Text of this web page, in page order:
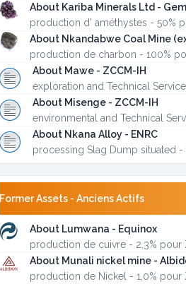
About Kariba Minerals Ltd -
production d' améthystes - 50%
About Nkandabwe Coal Mine
production de charbon - 100%
About Mawe - ZCCM-IH
exploration and Technical
About Misenge - ZCCM-IH
environmental and Technical
About Nkana Alloy - ENRC
processing Slag Dump situated -
Former Assets - Anciens Actifs
About Lumwana - Equinox
production de cuivre - 2,3% pour
About Munali nickel mine -
production de Nickel - 1,0% pour